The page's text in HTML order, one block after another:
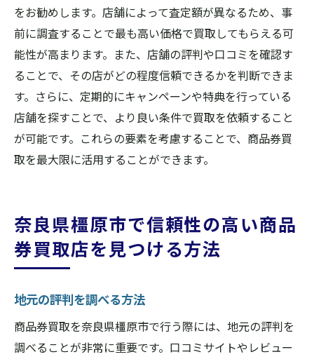
をお勧めします。店舗によって査定額が異なるため、事
前に調査することで最も高い価格で買取してもらえる可
能性が高まります。また、店舗の評判や口コミを確認す
ることで、その店がどの程度信頼できるかを判断できま
す。さらに、定期的にキャンペーンや特典を行っている
店舗を探すことで、より良い条件で買取を依頼すること
が可能です。これらの要素を考慮することで、商品券買
取を最大限に活用することができます。
奈良県橿原市で信頼性の高い商品
券買取店を見つける方法
地元の評判を調べる方法
商品券買取を奈良県橿原市で行う際には、地元の評判を
調べることが非常に重要です。口コミサイトやレビュー